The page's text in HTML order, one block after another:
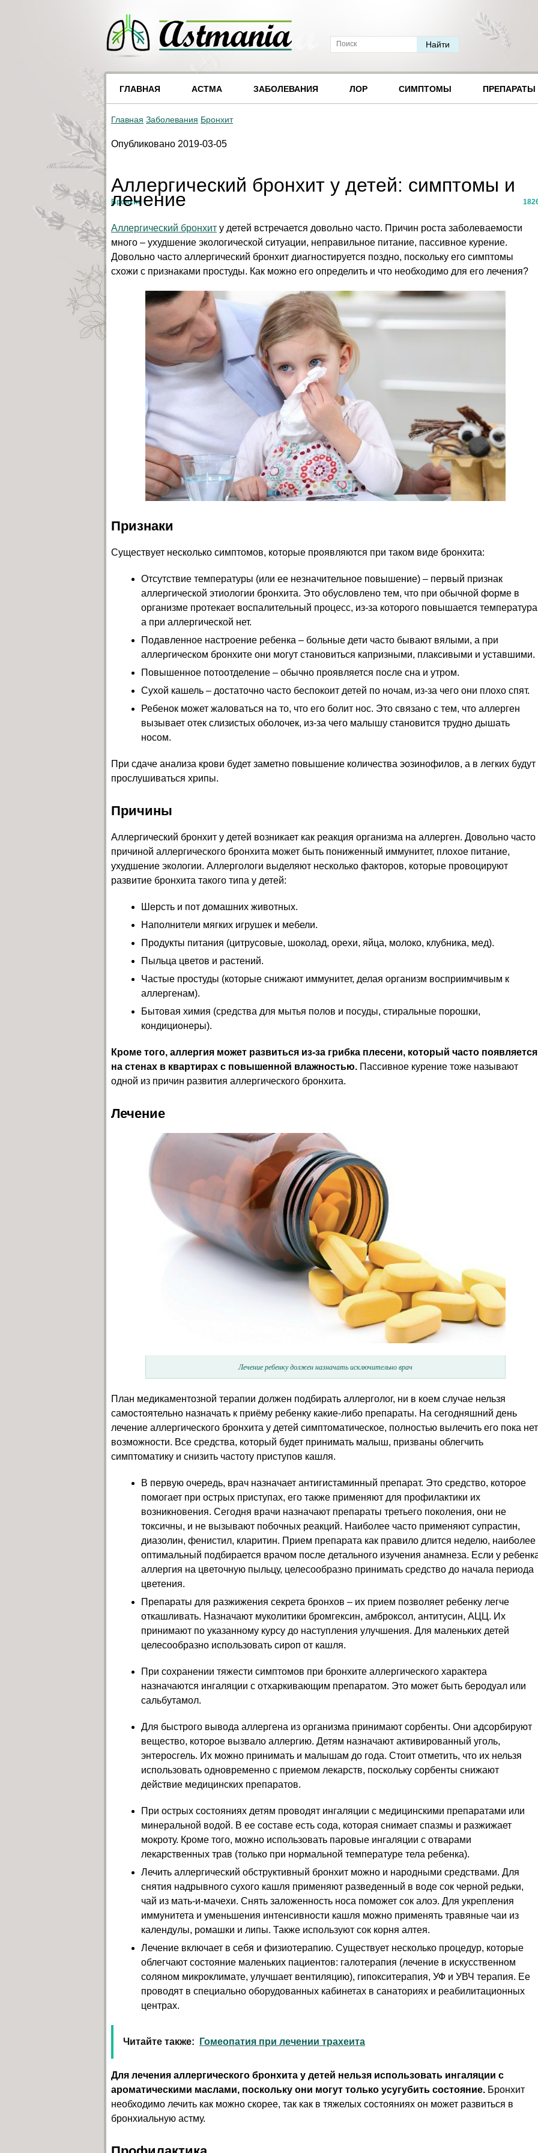
ГЛАВНАЯ АСТМА ЗАБОЛЕВАНИЯ ЛОР СИМПТОМЫ ПРЕПАРАТЫ
Главная Заболевания Бронхит
Опубликовано 2019-03-05
Аллергический бронхит у детей: симптомы и
лечение
Бронхит
Аллергический бронхит у детей встречается довольно часто. Причин роста заболеваемости
много – ухудшение экологической ситуации, неправильное питание, пассивное курение.
Довольно часто аллергический бронхит диагностируется поздно, поскольку его симптомы
схожи с признаками простуды. Как можно его определить и что необходимо для его лечения?
Признаки
Существует несколько симптомов, которые проявляются при таком виде бронхита:
Отсутствие температуры (или ее незначительное повышение) – первый признак
аллергической этиологии бронхита. Это обусловлено тем, что при обычной форме в
организме протекает воспалительный процесс, из-за которого повышается
а при аллергической нет.
Подавленное настроение ребенка – больные дети часто бывают вялыми, а при
аллергическом бронхите они могут становиться капризными, плаксивыми и уставшими.
Повышенное потоотделение – обычно проявляется после сна и утром.
Сухой кашель – достаточно часто беспокоит детей по ночам, из-за чего они плохо спят.
Ребенок может жаловаться на то, что его болит нос. Это связано с тем, что аллерген
вызывает отек слизистых оболочек, из-за чего малышу становится трудно дышать
носом.
При сдаче анализа крови будет заметно повышение количества эозинофилов, а в легких будут
прослушиваться хрипы.
Причины
Аллергический бронхит у детей возникает как реакция организма на аллерген. Довольно часто
причиной аллергического бронхита может быть пониженный иммунитет, плохое питание,
ухудшение экологии. Аллергологи выделяют несколько факторов, которые провоцируют
развитие бронхита такого типа у детей:
Шерсть и пот домашних животных.
Наполнители мягких игрушек и мебели.
Продукты питания (цитрусовые, шоколад, орехи, яйца, молоко, клубника, мед).
Пыльца цветов и растений.
Частые простуды (которые снижают иммунитет, делая организм восприимчивым к
аллергенам).
Бытовая химия (средства для мытья полов и посуды, стиральные порошки,
кондиционеры).
Кроме того, аллергия может развиться из-за грибка плесени, который часто появляется
на стенах в квартирах с повышенной влажностью. Пассивное курение тоже называют
одной из причин развития аллергического бронхита.
Лечение
Лечение ребенку должен назначать исключительно врач
План медикаментозной терапии должен подбирать аллерголог, ни в коем случае нельзя
самостоятельно назначать к приёму ребенку какие-либо препараты. На сегодняшний день
лечение аллергического бронхита у детей симптоматическое, полностью вылечить его пока нет
возможности. Все средства, который будет принимать малыш, призваны облегчить
симптоматику и снизить частоту приступов кашля.
В первую очередь, врач назначает антигистаминный препарат. Это средство, которое
помогает при острых приступах, его также применяют для профилактики их
возникновения. Сегодня врачи назначают препараты третьего поколения, они не
токсичны, и не вызывают побочных реакций. Наиболее часто применяют супрастин,
диазолин, фенистил, кларитин. Прием препарата как правило длится неделю, наиболее
оптимальный подбирается врачом после детального изучения анамнеза. Если у
аллергия на цветочную пыльцу, целесообразно принимать средство до начала периода
цветения.
Препараты для разжижения секрета бронхов – их прием позволяет ребенку легче
откашливать. Назначают муколитики бромгексин, амброксол, антитусин, АЦЦ. Их
принимают по указанному курсу до наступления улучшения. Для маленьких детей
целесообразно использовать сироп от кашля.
При сохранении тяжести симптомов при бронхите аллергического характера
назначаются ингаляции с отхаркивающим препаратом. Это может быть беродуал или
сальбутамол.
Для быстрого вывода аллергена из организма принимают сорбенты. Они адсорбируют
вещество, которое вызвало аллергию. Детям назначают активированный уголь,
энтеросгель. Их можно принимать и малышам до года. Стоит отметить, что их нельзя
использовать одновременно с приемом лекарств, поскольку сорбенты снижают
действие медицинских препаратов.
При острых состояниях детям проводят ингаляции с медицинскими препаратами или
минеральной водой. В ее составе есть сода, которая снимает спазмы и разжижает
мокроту. Кроме того, можно использовать паровые ингаляции с отварами
лекарственных трав (только при нормальной температуре тела ребенка).
Лечить аллергический обструктивный бронхит можно и народными средствами. Для
снятия надрывного сухого кашля применяют разведенный в воде сок черной редьки,
чай из мать-и-мачехи. Снять заложенность носа поможет сок алоэ. Для укрепления
иммунитета и уменьшения интенсивности кашля можно применять травяные чаи из
календулы, ромашки и липы. Также используют сок корня алтея.
Лечение включает в себя и физиотерапию. Существует несколько процедур, которые
облегчают состояние маленьких пациентов: галотерапия (лечение в искусственном
соляном микроклимате, улучшает вентиляцию), гипокситерапия, УФ и УВЧ терапия. Ее
проводят в специально оборудованных кабинетах в санаториях и реабилитационных
центрах.
Читайте также: Гомеопатия при лечении трахеита
Для лечения аллергического бронхита у детей нельзя использовать ингаляции с
ароматическими маслами, поскольку они могут только усугубить состояние. Бронхит
необходимо лечить как можно скорее, так как в тяжелых состояниях он может развиться в
бронхиальную астму.